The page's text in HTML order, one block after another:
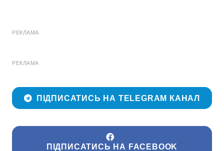
РЕКЛАМА
РЕКЛАМА
ПІДПИСАТИСЬ НА TELEGRAM КАНАЛ
ПІДПИСАТИСЬ НА FACEBOOK